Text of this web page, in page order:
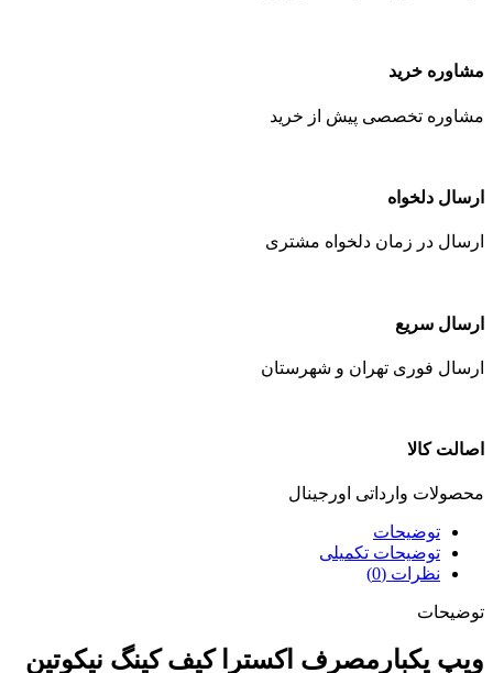
مشاوره خرید
مشاوره تخصصی پیش از خرید
ارسال دلخواه
ارسال در زمان دلخواه مشتری
ارسال سریع
ارسال فوری تهران و شهرستان
اصالت کالا
محصولات وارداتی اورجینال
توضیحات
توضیحات تکمیلی
نظرات (0)
توضیحات
ویپ یکبارمصرف اکسترا کیف کینگ نیکوتین